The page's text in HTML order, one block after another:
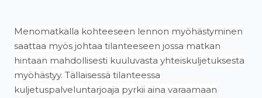
Menomatkalla kohteeseen lennon myöhästyminen
saattaa myös johtaa tilanteeseen jossa matkan
hintaan mahdollisesti kuuluvasta yhteiskuljetuksesta
myöhästyy. Tällaisessä tilanteessa
kuljetuspalveluntarjoaja pyrkii aina varaamaan